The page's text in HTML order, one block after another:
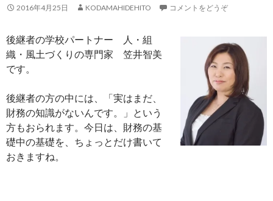
2016年4月25日 KODAMAHIDEHITO コメントをどうぞ
後継者の学校パートナー 人・組
織・風土づくりの専門家 笠井智美
です。
後継者の方の中には、「実はまだ、
財務の知識がないんです。」という
方もおられます。今日は、財務の基
礎中の基礎を、ちょっとだけ書いて
おきますね。